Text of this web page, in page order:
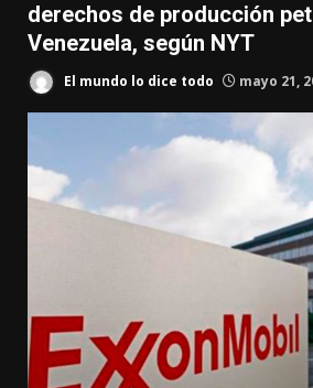
derechos de producción
Venezuela, según NYT
El mundo lo dice todo mayo 21,